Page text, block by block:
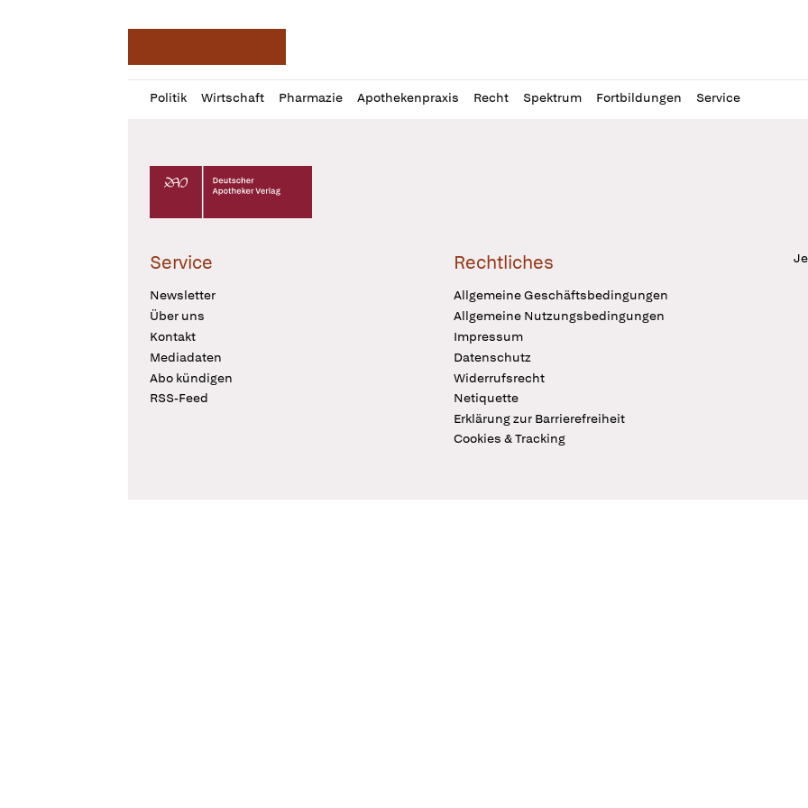
Politik Wirtschaft Pharmazie Apothekenpraxis Recht Spektrum Fortbildungen Service
Profil
öffnen
Daz
Pur
Deutscher Apotheker Verlag Logo
Service
Newsletter
Über uns
Kontakt
Mediadaten
Abo kündigen
RSS-Feed
Rechtliches
Allgemeine Geschäftsbedingungen
Allgemeine Nutzungsbedingungen
Impressum
Datenschutz
Widerrufsrecht
Netiquette
Erklärung zur Barrierefreiheit
Cookies & Tracking